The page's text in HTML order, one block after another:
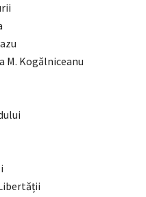
M. Kogălniceanu